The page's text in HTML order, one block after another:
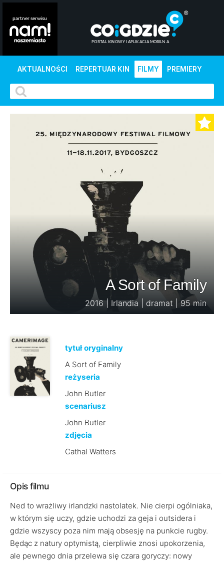
AKTUALNOŚCI REPERTUAR KIN FILMY PREMIERY
A Sort of Family
2016 | Irlandia | dramat | 95 min
tytuł oryginalny
A Sort of Family
reżyseria
John Butler
scenariusz
John Butler
zdjęcia
Cathal Watters
Opis filmu
Ned to wrażliwy irlandzki nastolatek. Nie cierpi ogólniaka,
w którym się uczy, gdzie uchodzi za geja i outsidera i
gdzie wszyscy poza nim mają obsesję na punkcie rugby.
Będąc z natury optymistą, cierpliwie znosi upokorzenia,
ale pewnego dnia przelewa się czara goryczy: nowy